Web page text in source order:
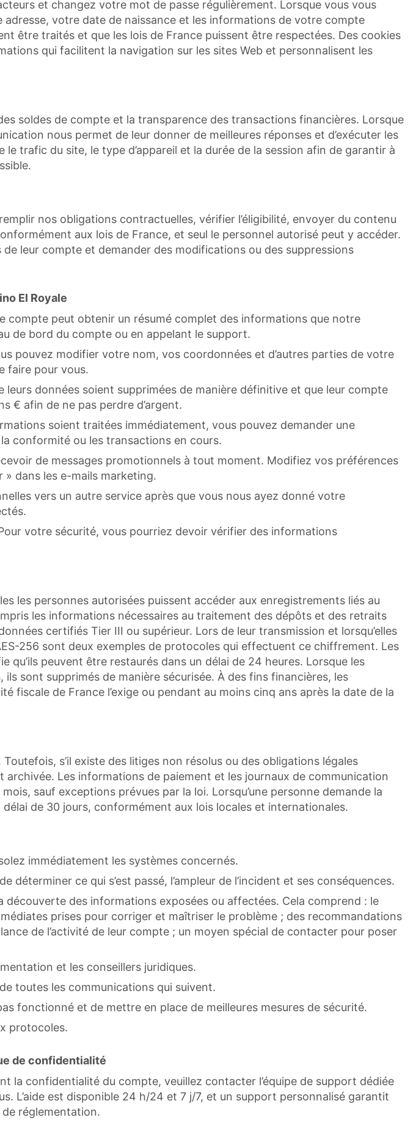
et changez votre mot de passe régulièrement. Lorsque vous vous
votre date de naissance et les informations de votre compte
être traités et que les lois de France puissent être respectées. Des cookies
qui facilitent la navigation sur les sites Web et personnalisent les
soldes de compte et la transparence des transactions financières. Lorsque
nous permet de leur donner de meilleures réponses et d’exécuter les
trafic du site, le type d’appareil et la durée de la session afin de garantir à
nos obligations contractuelles, vérifier l’éligibilité, envoyer du contenu
aux lois de France, et seul le personnel autorisé peut y accéder.
leur compte et demander des modifications ou des suppressions
El Royale
compte peut obtenir un résumé complet des informations que notre
de bord du compte ou en appelant le support.
pouvez modifier votre nom, vos coordonnées et d’autres parties de votre
faire pour vous.
leurs données soient supprimées de manière définitive et que leur compte
€ afin de ne pas perdre d’argent.
soient traitées immédiatement, vous pouvez demander une
conformité ou les transactions en cours.
de messages promotionnels à tout moment. Modifiez vos préférences
dans les e-mails marketing.
vers un autre service après que vous nous ayez donné votre
votre sécurité, vous pourriez devoir vérifier des informations
les personnes autorisées puissent accéder aux enregistrements liés au
les informations nécessaires au traitement des dépôts et des retraits
certifiés Tier III ou supérieur. Lors de leur transmission et lorsqu’elles
256 sont deux exemples de protocoles qui effectuent ce chiffrement. Les
peuvent être restaurés dans un délai de 24 heures. Lorsque les
sont supprimés de manière sécurisée. À des fins financières, les
fiscale de France l’exige ou pendant au moins cinq ans après la date de la
s’il existe des litiges non résolus ou des obligations légales
Les informations de paiement et les journaux de communication
sauf exceptions prévues par la loi. Lorsqu’une personne demande la
de 30 jours, conformément aux lois locales et internationales.
immédiatement les systèmes concernés.
ce qui s’est passé, l’ampleur de l’incident et ses conséquences.
des informations exposées ou affectées. Cela comprend : le
prises pour corriger et maîtriser le problème ; des recommandations
de l’activité de leur compte ; un moyen spécial de contacter pour poser
et les conseillers juridiques.
toutes les communications qui suivent.
fonctionné et de mettre en place de meilleures mesures de sécurité.
protocoles.
de confidentialité
la confidentialité du compte, veuillez contacter l’équipe de support dédiée
L’aide est disponible 24 h/24 et 7 j/7, et un support personnalisé garantit
réglementation.